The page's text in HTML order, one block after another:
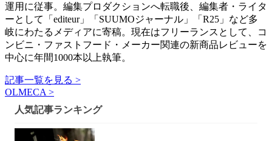
運用に従事。編集プロダクションへ転職後、編集者・ライタ
ーとして「editeur」「SUUMOジャーナル」「R25」など多
岐にわたるメディアに寄稿。現在はフリーランスとして、コ
ンビニ・ファストフード・メーカー関連の新商品レビューを
中心に年間1000本以上執筆。
記事一覧を見る >
OLMECA >
人気記事ランキング